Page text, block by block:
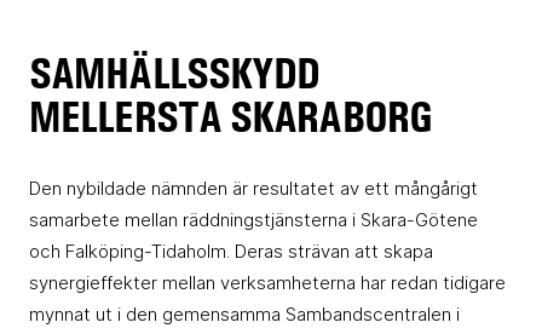
SAMHÄLLSSKYDD
MELLERSTA SKARABORG
Den nybildade nämnden är resultatet av ett mångårigt
samarbete mellan räddningstjänsterna i Skara-Götene
och Falköping-Tidaholm. Deras strävan att skapa
synergieffekter mellan verksamheterna har redan tidigare
mynnat ut i den gemensamma Sambandscentralen i